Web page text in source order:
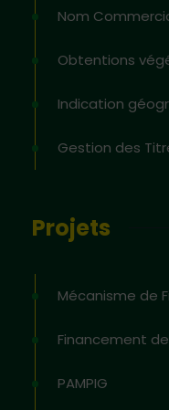
Nom
Obtentions
Indication
Gestion des
Projets
Mécanisme de
Financement
PAMPIG